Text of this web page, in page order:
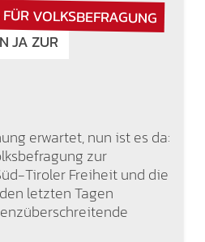
VOLKSBEFRAGUNG
JA ZUR
erwartet, nun ist es da:
zur
Tiroler Freiheit und die
letzten Tagen